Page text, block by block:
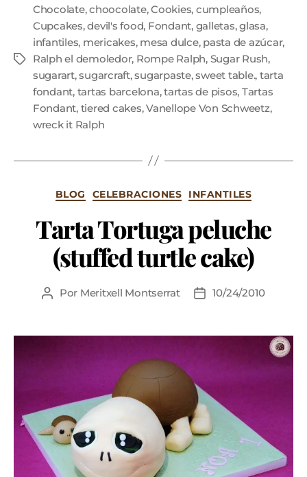
Chocolate,choocolate,Cookies, cumpleaños,
Cupcakes,devil's food, Fondant, galletas,glasa,
infantiles, mericakes, mesa dulce, pasta de azúcar,
Ralph el demoledor, Rompe Ralph, Sugar Rush,
sugarart,sugarcraft,sugarpaste,sweet table., tarta
fondant, tartas barcelona,tartas de pisos, Tartas
Fondant, tiered cakes,Vanellope Von Schweetz,
wreck it Ralph
BLOG CELEBRACIONES INFANTILES
Tarta Tortuga peluche
(stuffed turtle cake)
Por Meritxell Montserrat 10/24/2010